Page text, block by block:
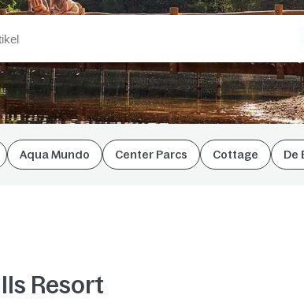
Aqua Mundo Center Parcs Cottage De
Resort